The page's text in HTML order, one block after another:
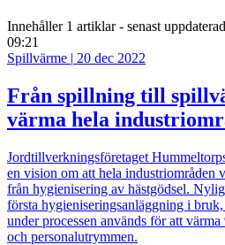
Innehåller 1 artiklar- senast
09:21
Spillvärme | 20 dec 2022
Från spillning till
värma hela
Jordtillverkningsföretaget
en vision om att hela industriområden
från hygienisering av hästgödsel.
första hygieniserings­anläggning i
under processen används för att
och personalutrymmen.